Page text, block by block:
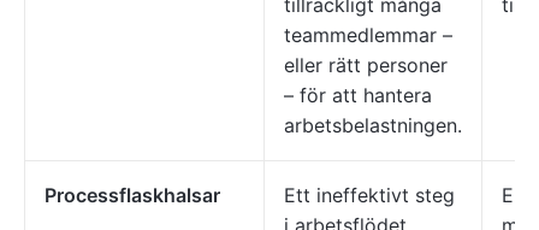
tillräckligt många
teammedlemmar –
eller rätt personer
– för att hantera
arbetsbelastningen.
till
Processflaskhalsar
Ett ineffektivt steg
i arbetsflödet
En